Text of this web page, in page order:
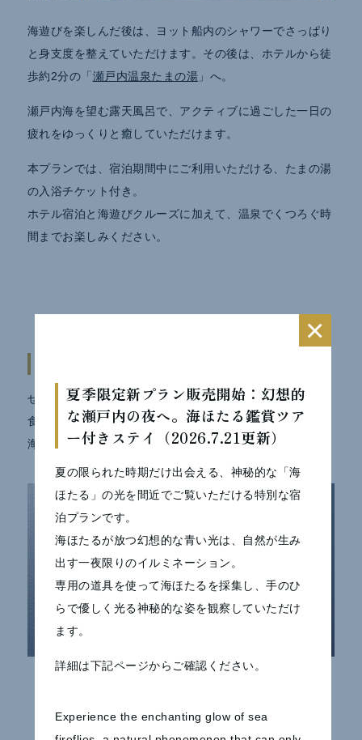
海遊びを楽しんだ後は、ヨット船内のシャワーでさっぱり
と身支度を整えていただけます。その後は、ホテルから徒
歩約2分の「瀬戸内温泉たまの湯 」へ。
瀬戸内海を望む露天風呂で、アクティブに過ごした一日の
疲れをゆっくりと癒していただけます。
本プランでは、宿泊期間中にご利用いただける、たまの湯
の入浴チケット付き。
ホテル宿泊と海遊びクルーズに加えて、温泉でくつろぐ時
間までお楽しみください。
せっかく海まで遊びにいくなら、食事もこだわったものを
食べたくなるものです。
海に囲まれた空間で、お食事をお楽しみいただけます。
×
夏季限定新プラン販売開始：幻想的
な瀬戸内の夜へ。海ほたる鑑賞ツア
ー付きステイ（2026.7.21更新）
夏の限られた時期だけ出会える、神秘的な「海
ほたる」の光を間近でご覧いただける特別な宿
泊プランです。
海ほたるが放つ幻想的な青い光は、自然が生み
出す一夜限りのイルミネーション。
専用の道具を使って海ほたるを採集し、手のひ
らで優しく光る神秘的な姿を観察していただけ
ます。
詳細は下記ページからご確認ください。
Experience the enchanting glow of sea